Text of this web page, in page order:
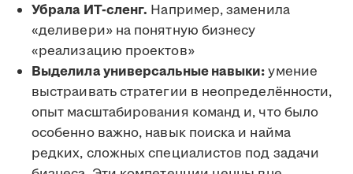
Убрала ИТ-сленг. Например, заменила
«деливери» на понятную бизнесу
«реализацию проектов»
Выделила универсальные навыки:умение
выстраивать стратегии в неопределённости,
опыт масштабирования команд и, что было
особенно важно, навык поиска и найма
редких, сложных специалистов под задачи